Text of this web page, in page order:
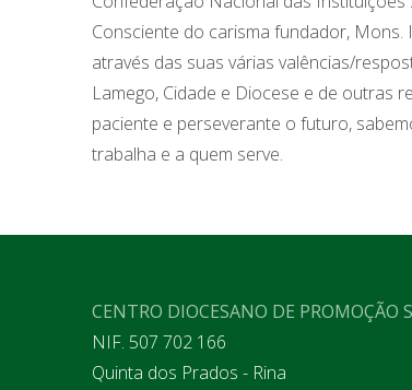
Consciente do carisma fundador,
através das suas várias valências/
Lamego, Cidade e Diocese e de outras
paciente e perseverante o futuro,
trabalha e a quem serve.
CENTRO DIOCESANO DE PROMOÇÃO
NIF. 507 702 166
Quinta dos Prados - Rina